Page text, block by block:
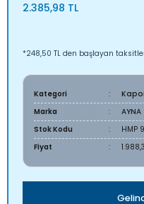
2.385,98 TL
*248,50 TL den başlayan
Kategori
Marka
AYNA
Stok Kodu
HMP
Fiyat